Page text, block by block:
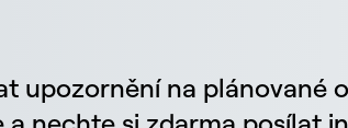
upozornění na plánované